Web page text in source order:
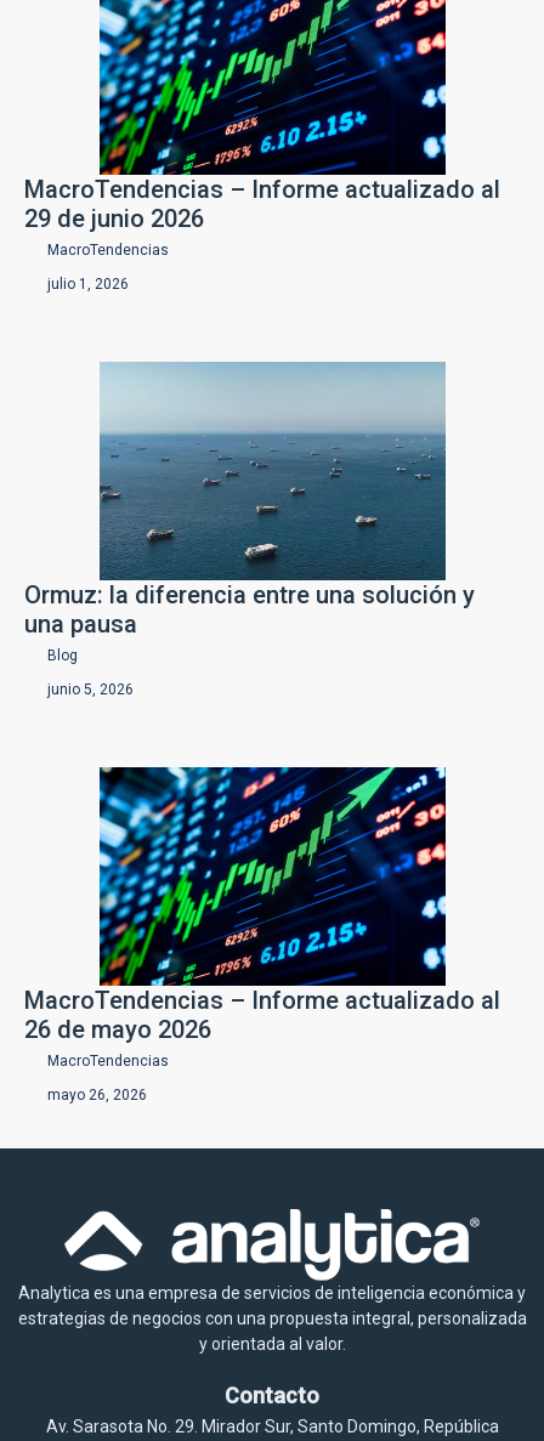
MacroTendencias – Informe actualizado al
29 de junio 2026
MacroTendencias
julio 1, 2026
Ormuz: la diferencia entre una solución y
una pausa
Blog
junio 5, 2026
MacroTendencias – Informe actualizado al
26 de mayo 2026
MacroTendencias
mayo 26, 2026
Analytica es una empresa de servicios de inteligencia económica y
estrategias de negocios con una propuesta integral, personalizada
y orientada al valor.
Contacto
Av. Sarasota No. 29. Mirador Sur, Santo Domingo, República